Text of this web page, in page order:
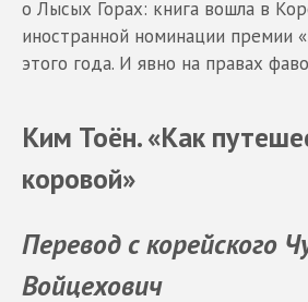
о Лысых Горах: книга вошла в
иностранной номинации премии
этого года. И явно на правах
Ким Тоён. «Как
коровой»
Перевод с корейского
Войцехович